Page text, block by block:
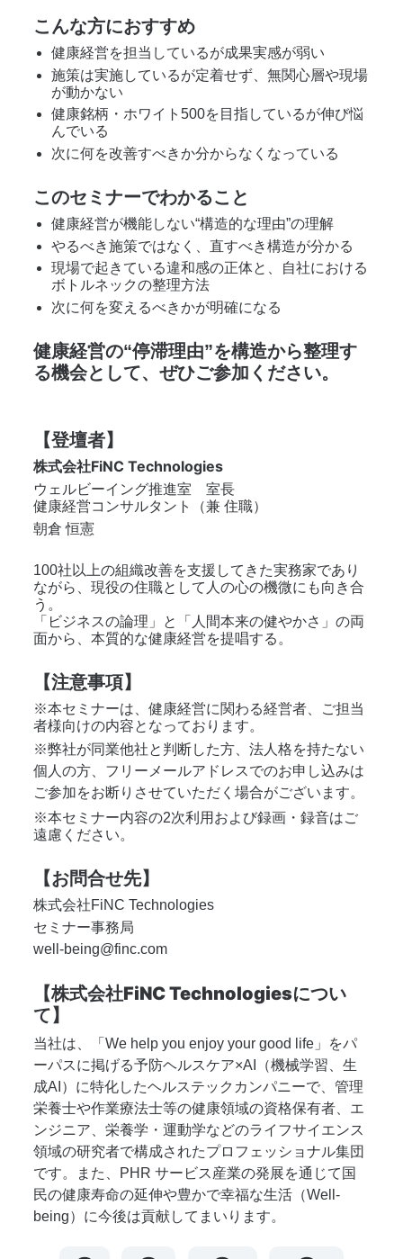
こんな方におすすめ
健康経営を担当しているが成果実感が弱い
施策は実施しているが定着せず、無関心層や現場
が動かない
健康銘柄・ホワイト500を目指しているが伸び悩
んでいる
次に何を改善すべきか分からなくなっている
このセミナーでわかること
健康経営が機能しない“構造的な理由”の理解
やるべき施策ではなく、直すべき構造が分かる
現場で起きている違和感の正体と、自社における
ボトルネックの整理方法
次に何を変えるべきかが明確になる
健康経営の“停滞理由”を構造から整理す
る機会として、ぜひご参加ください。
【登壇者】
株式会社FiNC Technologies
ウェルビーイング推進室　室長
健康経営コンサルタント（兼 住職）
朝倉 恒憲
100社以上の組織改善を支援してきた実務家であり
ながら、現役の住職として人の心の機微にも向き合
う。
「ビジネスの論理」と「人間本来の健やかさ」の両
面から、本質的な健康経営を提唱する。
【注意事項】
※本セミナーは、健康経営に関わる経営者、ご担当
者様向けの内容となっております。
※弊社が同業他社と判断した方、法人格を持たない
個人の方、フリーメールアドレスでのお申し込みは
ご参加をお断りさせていただく場合がございます。
※本セミナー内容の2次利用および録画・録音はご
遠慮ください。
【お問合せ先】
株式会社FiNC Technologies
セミナー事務局
well-being@finc.com
【株式会社FiNC Technologiesについ
て】
当社は、「We help you enjoy your good life」をパ
ーパスに掲げる予防ヘルスケア×AI（機械学習、生
成AI）に特化したヘルステックカンパニーで、管理
栄養士や作業療法士等の健康領域の資格保有者、エ
ンジニア、栄養学・運動学などのライフサイエンス
領域の研究者で構成されたプロフェッショナル集団
です。また、PHR サービス産業の発展を通じて国
⺠の健康寿命の延伸や豊かで幸福な生活（Well-
being）に今後は貢献してまいります。